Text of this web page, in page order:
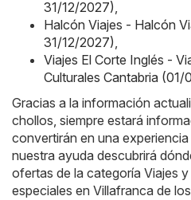
31/12/2027),
Halcón Viajes - Halcón
31/12/2027),
Viajes El Corte Inglés -
Culturales Cantabria
Gracias a la información
chollos, siempre estará
convertirán en una
nuestra ayuda descubrirá
ofertas de la categoría Viajes
especiales en Villafranca de